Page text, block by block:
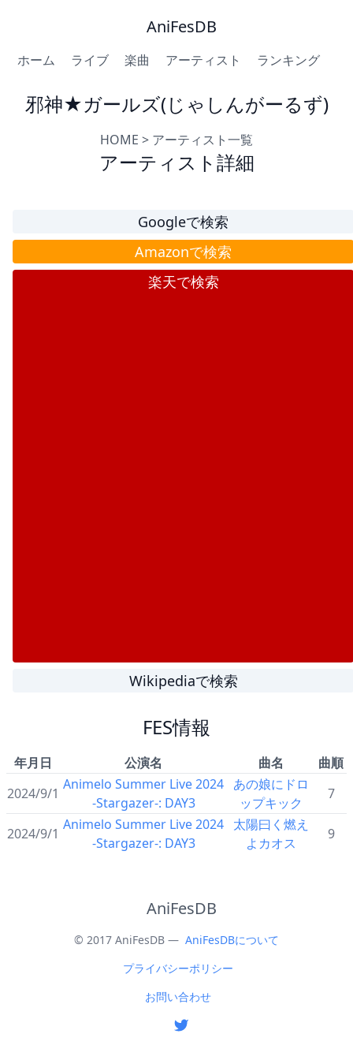
AniFesDB
ホーム ライブ 楽曲 アーティスト ランキング
邪神★ガールズ(じゃしんがーるず)
HOME > アーティスト一覧
アーティスト詳細
Googleで検索
Amazonで検索
楽天で検索
Wikipediaで検索
FES情報
年月日 公演名 曲名
曲順
2024/9/1
Animelo Summer Live 2024
-Stargazer-: DAY3
あの娘にドロ
ップキック
7
2024/9/1
Animelo Summer Live 2024
-Stargazer-: DAY3
太陽曰く燃え
よカオス
9
AniFesDB
© 2017 AniFesDB — AniFesDBについて
プライバシーポリシー
お問い合わせ